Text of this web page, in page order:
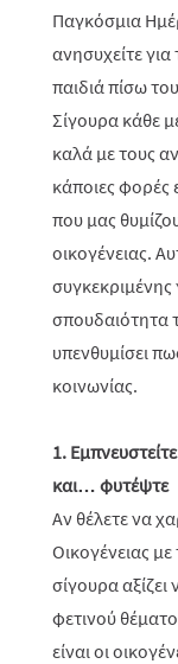
Παγκόσμια
ανησυχείτε
παιδιά πίσω
Σίγουρα κάθε
καλά με τους
κάποιες φορές
που μας
οικογένειας.
συγκεκριμένης
σπουδαιότητα
υπενθυμίσει
κοινωνίας.
1.
και… φυτέψτε
Αν θέλετε να
Οικογένειας
σίγουρα
φετινού
είναι οι